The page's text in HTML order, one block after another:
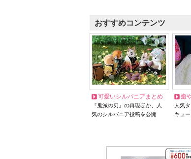
おすすめコンテンツ
可愛いシルバニアまとめ
『鬼滅の刃』の再現ほか、人
気のシルバニア投稿を公開
癒
人気
キュ